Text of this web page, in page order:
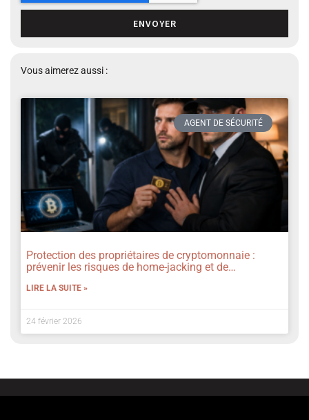
ENVOYER
Vous aimerez aussi :
AGENT DE SÉCURITÉ
Protection des propriétaires de cryptomonnaie :
prévenir les risques de home-jacking et de
LIRE LA SUITE »
24 février 2026